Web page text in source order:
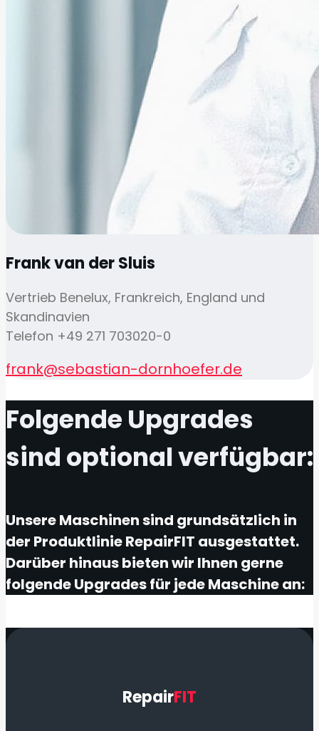
Frank van der Sluis
Vertrieb Benelux, Frankreich, England und
Skandinavien
Telefon +49 271 703020-0
frank@sebastian-dornhoefer.de
Folgende Upgrades
sind optional verfügbar:
Unsere Maschinen sind grundsätzlich in
der Produktlinie RepairFIT ausgestattet.
Darüber hinaus bieten wir Ihnen gerne
folgende Upgrades für jede Maschine an:
RepairFIT